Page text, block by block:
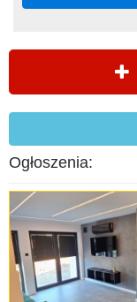
Ogłoszenia: